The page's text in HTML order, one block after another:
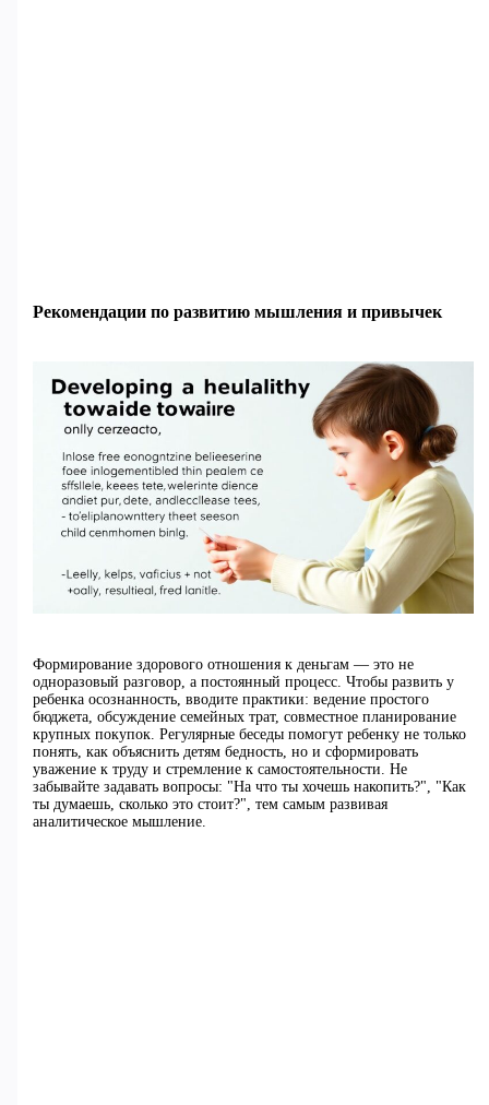
Рекомендации по развитию мышления и привычек
Формирование здорового отношения к деньгам — это не
одноразовый разговор, а постоянный процесс. Чтобы развить у
ребенка осознанность, вводите практики: ведение простого
бюджета, обсуждение семейных трат, совместное планирование
крупных покупок. Регулярные беседы помогут ребенку не только
понять, как объяснить детям бедность, но и сформировать
уважение к труду и стремление к самостоятельности. Не
забывайте задавать вопросы: "На что ты хочешь накопить?", "Как
ты думаешь, сколько это стоит?", тем самым развивая
аналитическое мышление.